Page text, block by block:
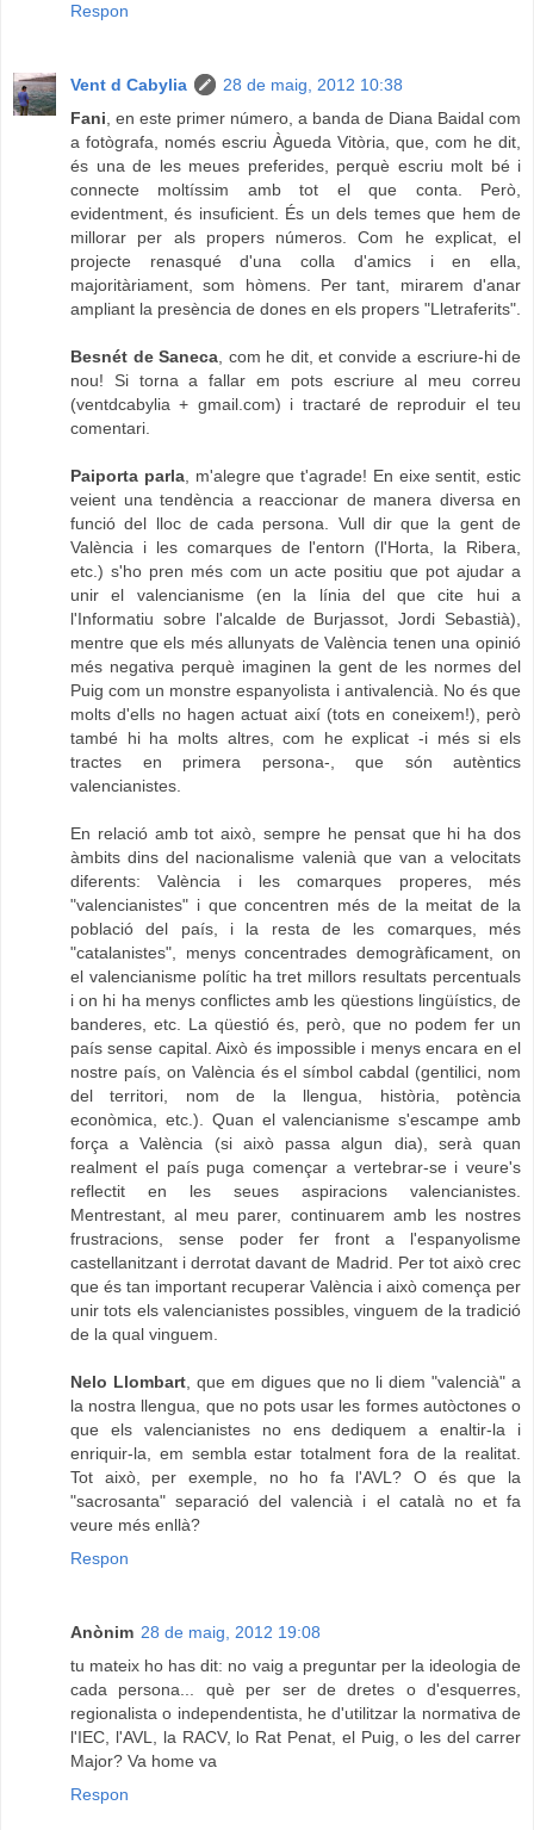
Respon
Vent d Cabylia
28 de maig, 2012 10:38
Fani , en este primer número, a banda de Diana Baidal com
a fotògrafa, només escriu Àgueda Vitòria, que, com he dit,
és una de les meues preferides, perquè escriu molt bé i
connecte moltíssim amb tot el que conta. Però,
evidentment, és insuficient. És un dels temes que hem de
millorar per als propers números. Com he explicat, el
projecte renasqué d'una colla d'amics i en ella,
majoritàriament, som hòmens. Per tant, mirarem d'anar
ampliant la presència de dones en els propers "Lletraferits".
Besnét de Saneca , com he dit, et convide a escriure-hi de
nou! Si torna a fallar em pots escriure al meu correu
(ventdcabylia + gmail.com) i tractaré de reproduir el teu
comentari.
Paiporta parla, m'alegre que t'agrade! En eixe sentit, estic
veient una tendència a reaccionar de manera diversa en
funció del lloc de cada persona. Vull dir que la gent de
València i les comarques de l'entorn (l'Horta, la Ribera,
etc.) s'ho pren més com un acte positiu que pot ajudar a
unir el valencianisme (en la línia del que cite hui a
l'Informatiu sobre l'alcalde de Burjassot, Jordi Sebastià),
mentre que els més allunyats de València tenen una opinió
més negativa perquè imaginen la gent de les normes del
Puig com un monstre espanyolista i antivalencià. No és que
molts d'ells no hagen actuat així (tots en coneixem!), però
també hi ha molts altres, com he explicat -i més si els
tractes en primera persona-, que són autèntics
valencianistes.
En relació amb tot això, sempre he pensat que hi ha dos
àmbits dins del nacionalisme valenià que van a velocitats
diferents: València i les comarques properes, més
"valencianistes" i que concentren més de la meitat de la
població del país, i la resta de les comarques, més
"catalanistes", menys concentrades demogràficament, on
el valencianisme polític ha tret millors resultats percentuals
i on hi ha menys conflictes amb les qüestions lingüístics, de
banderes, etc. La qüestió és, però, que no podem fer un
país sense capital. Això és impossible i menys encara en el
nostre país, on València és el símbol cabdal (gentilici, nom
del territori, nom de la llengua, història, potència
econòmica, etc.). Quan el valencianisme s'escampe amb
força a València (si això passa algun dia), serà quan
realment el país puga començar a vertebrar-se i veure's
reflectit en les seues aspiracions valencianistes.
Mentrestant, al meu parer, continuarem amb les nostres
frustracions, sense poder fer front a l'espanyolisme
castellanitzant i derrotat davant de Madrid. Per tot això crec
que és tan important recuperar València i això comença per
unir tots els valencianistes possibles, vinguem de la tradició
de la qual vinguem.
Nelo Llombart, que em digues que no li diem "valencià" a
la nostra llengua, que no pots usar les formes autòctones o
que els valencianistes no ens dediquem a enaltir-la i
enriquir-la, em sembla estar totalment fora de la realitat.
Tot això, per exemple, no ho fa l'AVL? O és que la
"sacrosanta" separació del valencià i el català no et fa
veure més enllà?
Respon
Anònim 28 de maig, 2012 19:08
tu mateix ho has dit: no vaig a preguntar per la ideologia de
cada persona... què per ser de dretes o d'esquerres,
regionalista o independentista, he d'utilitzar la normativa de
l'IEC, l'AVL, la RACV, lo Rat Penat, el Puig, o les del carrer
Major? Va home va
Respon